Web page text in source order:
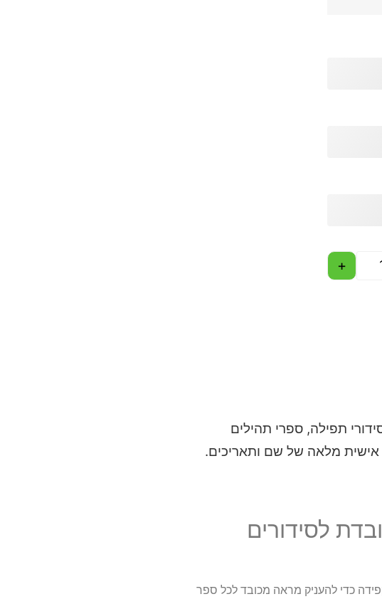
+
תפילה, ספרי תהילים
אישית מלאה של שם ותאריכים.
לסידורים
כדי להעניק מראה מכובד לכל ספר